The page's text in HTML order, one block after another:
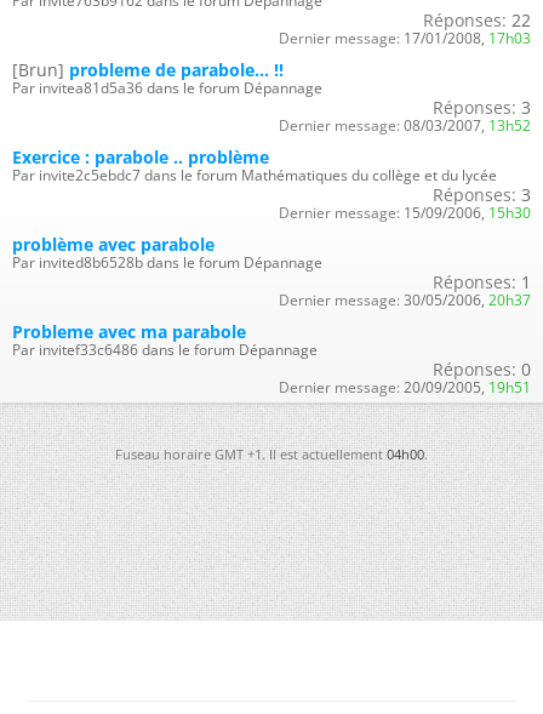
Réponses: 22
Dernier message: 17/01/2008, 17h03
[Brun] probleme de parabole... !!
Par invitea81d5a36 dans le forum Dépannage
Réponses: 3
Dernier message: 08/03/2007, 13h52
Exercice : parabole .. problème
Par invite2c5ebdc7 dans le forum Mathématiques du collège et du lycée
Réponses: 3
Dernier message: 15/09/2006, 15h30
problème avec parabole
Par invited8b6528b dans le forum Dépannage
Réponses: 1
Dernier message: 30/05/2006, 20h37
Probleme avec ma parabole
Par invitef33c6486 dans le forum Dépannage
Réponses: 0
Dernier message: 20/09/2005, 19h51
Fuseau horaire GMT +1. Il est actuellement04h00.